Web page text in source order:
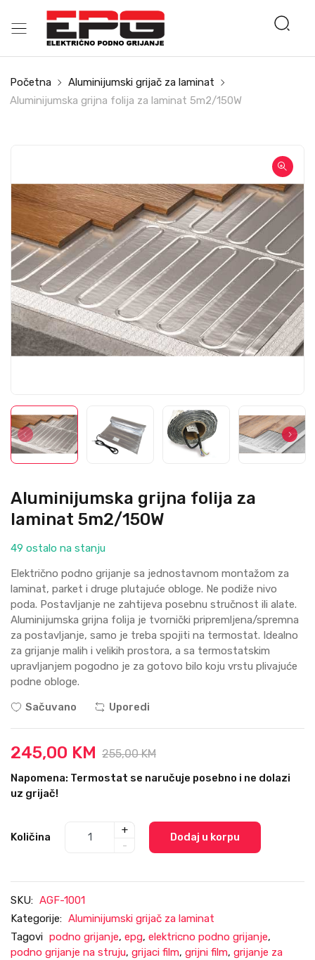
Početna
Aluminijumski grijač za laminat
Aluminijumska grijna folija za laminat 5m2/150W
Aluminijumska grijna folija za
laminat 5m2/150W
49 ostalo na stanju
Električno podno grijanje sa jednostavnom montažom za
laminat, parket i druge plutajuće obloge. Ne podiže nivo
poda. Postavljanje ne zahtijeva posebnu stručnost ili alate.
Aluminijumska grijna folija je tvornički pripremljena/spremna
za postavljanje, samo je treba spojiti na termostat. Idealno
za grijanje malih i velikih prostora, a sa termostatskim
upravljanjem pogodno je za gotovo bilo koju vrstu plivajuće
podne obloge.
Sačuvano
Uporedi
245,00 KM 255,00 KM
Napomena: Termostat se naručuje posebno i ne dolazi
uz grijač!
Količina
+
-
Dodaj u korpu
SKU: AGF-1001
Kategorije: Aluminijumski grijač za laminat
Tagovi podno grijanje, epg, elektricno podno grijanje,
podno grijanje na struju, grijaci film, grijni film, grijanje za